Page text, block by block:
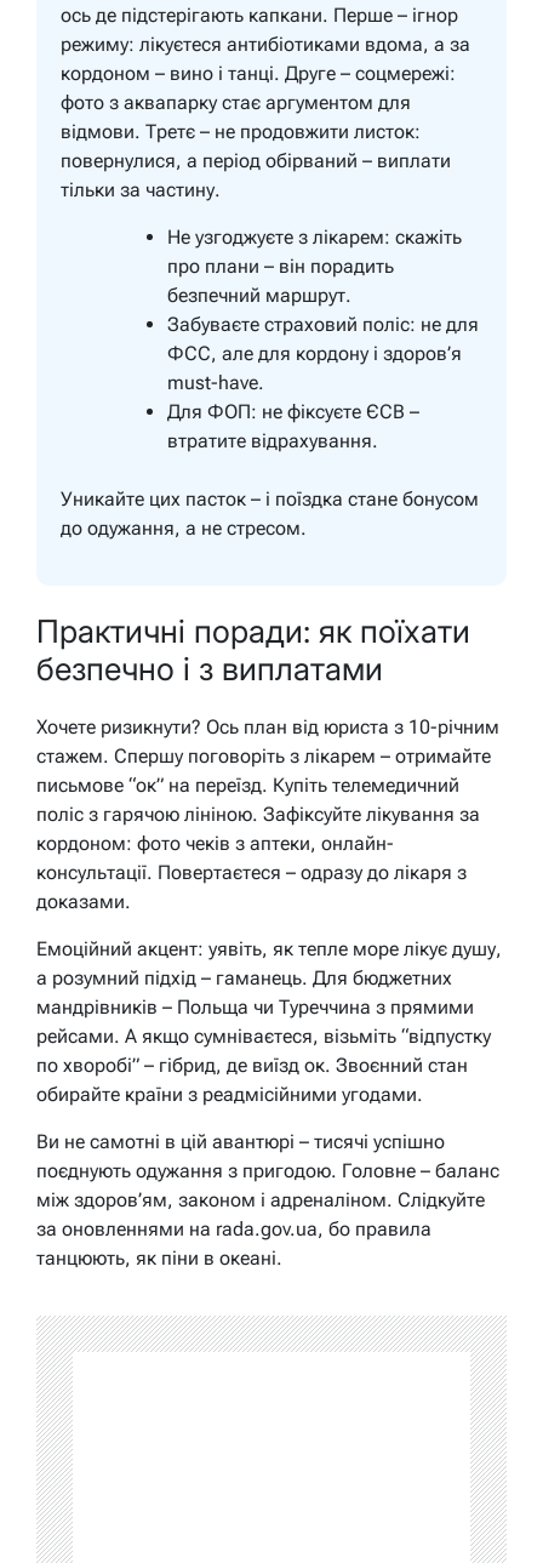
ось де підстерігають капкани. Перше – ігнор
режиму: лікуєтеся антибіотиками вдома, а за
кордоном – вино і танці. Друге – соцмережі:
фото з аквапарку стає аргументом для
відмови. Третє – не продовжити листок:
повернулися, а період обірваний – виплати
тільки за частину.
Не узгоджуєте з лікарем: скажіть
про плани – він порадить
безпечний маршрут.
Забуваєте страховий поліс: не для
ФСС, але для кордону і здоров’я
must-have.
Для ФОП: не фіксуєте ЄСВ –
втратите відрахування.
Уникайте цих пасток – і поїздка стане бонусом
до одужання, а не стресом.
Практичні поради: як поїхати
безпечно і з виплатами
Хочете ризикнути? Ось план від юриста з 10-річним
стажем. Спершу поговоріть з лікарем – отримайте
письмове “ок” на переїзд. Купіть телемедичний
поліс з гарячою лініною. Зафіксуйте лікування за
кордоном: фото чеків з аптеки, онлайн-
консультації. Повертаєтеся – одразу до лікаря з
доказами.
Емоційний акцент: уявіть, як тепле море лікує душу,
а розумний підхід – гаманець. Для бюджетних
мандрівників – Польща чи Туреччина з прямими
рейсами. А якщо сумніваєтеся, візьміть “відпустку
по хворобі” – гібрид, де виїзд ок. Звоєнний стан
обирайте країни з реадмісійними угодами.
Ви не самотні в цій авантюрі – тисячі успішно
поєднують одужання з пригодою. Головне – баланс
між здоров’ям, законом і адреналіном. Слідкуйте
за оновленнями на rada.gov.ua, бо правила
танцюють, як піни в океані.